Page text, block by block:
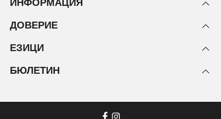
ИНФОРМАЦИЯ
ДОВЕРИЕ
ЕЗИЦИ
БЮЛЕТИН